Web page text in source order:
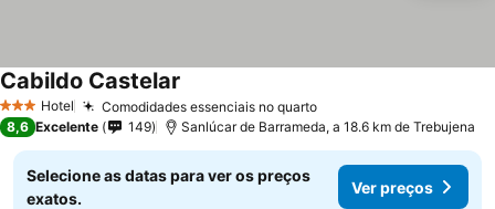
3 EstrelasHotel Comodidades essenciais no quarto
Cabildo Castelar
8,6 Excelente 149 Sanlúcar de Barrameda, a 18.6 km de Trebujena
Selecione as datas para ver os preços
exatos.
Ver preços